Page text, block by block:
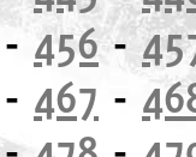
- 456-
- 467 -